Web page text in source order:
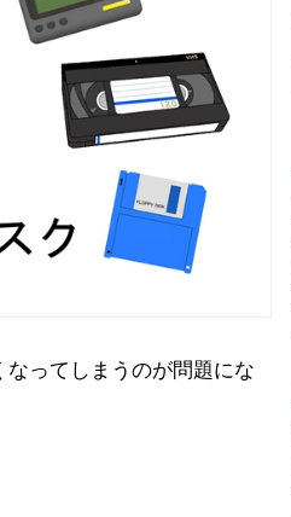
ってしまうのが問題にな